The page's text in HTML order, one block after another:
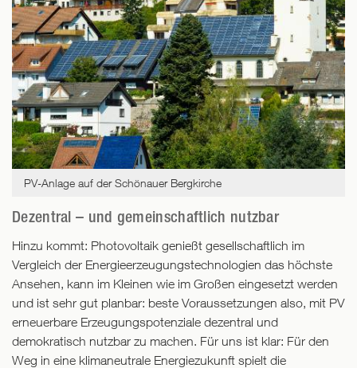
PV-Anlage auf der Schönauer Bergkirche
Dezentral – und gemeinschaftlich nutzbar
Hinzu kommt: Photovoltaik genießt gesellschaftlich im
Vergleich der Energieerzeugungstechnologien das höchste
Ansehen, kann im Kleinen wie im Großen eingesetzt werden
und ist sehr gut planbar: beste Voraussetzungen also, mit PV
erneuerbare Erzeugungspotenziale dezentral und
demokratisch nutzbar zu machen. Für uns ist klar: Für den
Weg in eine klimaneutrale Energiezukunft spielt die